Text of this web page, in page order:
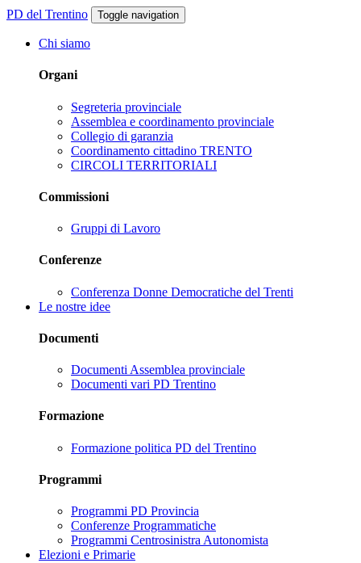
PD del Trentino Toggle navigation
Chi siamo
Organi
Segreteria provinciale
Assemblea e coordinamento provinciale
Collegio di garanzia
Coordinamento cittadino TRENTO
CIRCOLI TERRITORIALI
Commissioni
Gruppi di Lavoro
Conferenze
Conferenza Donne Democratiche del Trenti
Le nostre idee
Documenti
Documenti Assemblea provinciale
Documenti vari PD Trentino
Formazione
Formazione politica PD del Trentino
Programmi
Programmi PD Provincia
Conferenze Programmatiche
Programmi Centrosinistra Autonomista
Elezioni e Primarie